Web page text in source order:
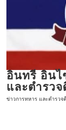
อินทรี อิน
และตำรวจ
ข่าวการทหาร และตำรวจ